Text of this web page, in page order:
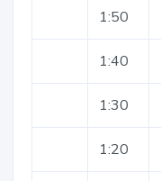
1:50
1:40
1:30
1:20